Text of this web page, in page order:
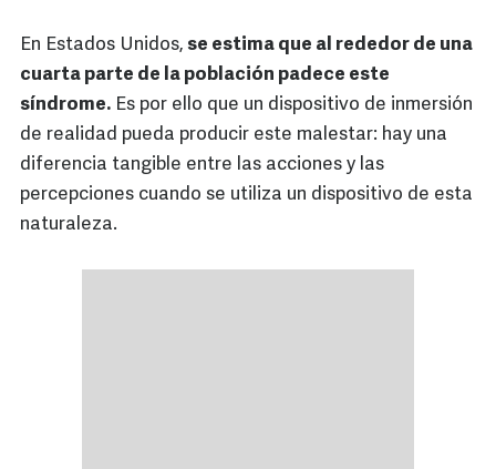
En Estados Unidos, se estima que al rededor de una
cuarta parte de la población padece este
síndrome. Es por ello que un dispositivo de inmersión
de realidad pueda producir este malestar: hay una
diferencia tangible entre las acciones y las
percepciones cuando se utiliza un dispositivo de esta
naturaleza.